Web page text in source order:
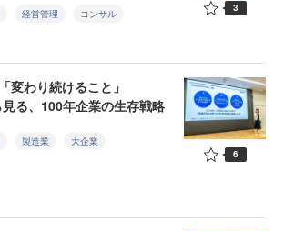
経営管理 コンサル 3
変わり続けること」
る、100年企業の生存戦略
製造業 大企業
6